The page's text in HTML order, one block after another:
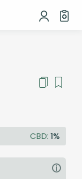
CBD: 1%
i